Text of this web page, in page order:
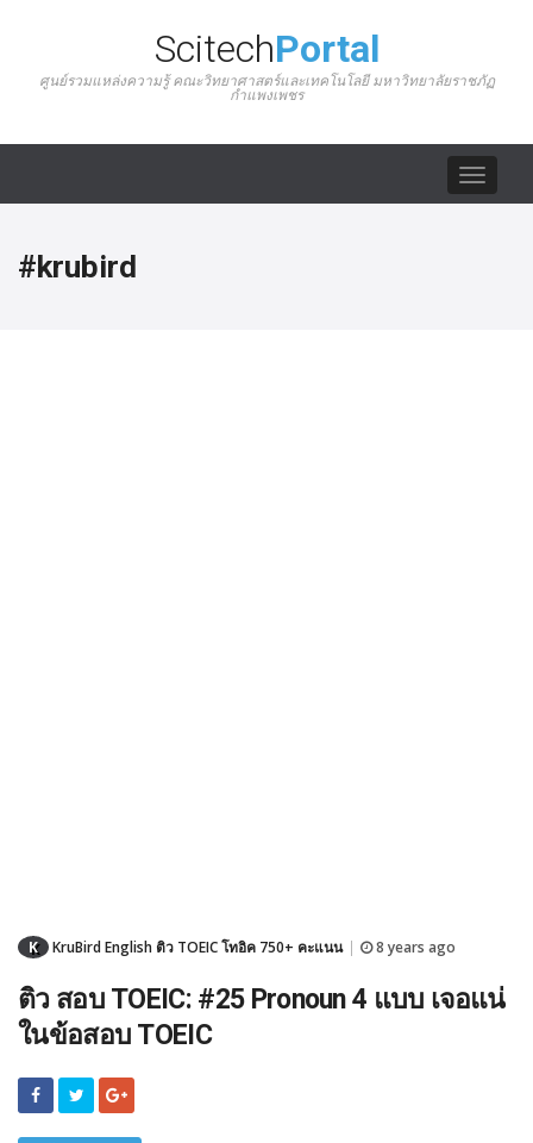
ScitechPortal
ศูนย์รวมแหล่งความรู้ คณะวิทยาศาสตร์และเทคโนโลยี มหาวิทยาลัยราชภัฏ
กำแพงเพชร
Toggle
#krubird
K KruBird English ติว TOEIC โทอิค 750+ คะแนน 8 years ago
ติว สอบ TOEIC: #25 Pronoun 4 แบบ เจอแน่
ในข้อสอบ TOEIC